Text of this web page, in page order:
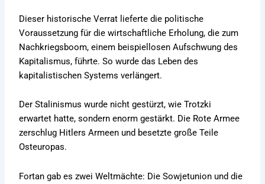
Dieser historische Verrat lieferte die politische
Voraussetzung für die wirtschaftliche Erholung, die zum
Nachkriegsboom, einem beispiellosen Aufschwung des
Kapitalismus, führte. So wurde das Leben des
kapitalistischen Systems verlängert.
Der Stalinismus wurde nicht gestürzt, wie Trotzki
erwartet hatte, sondern enorm gestärkt. Die Rote Armee
zerschlug Hitlers Armeen und besetzte große Teile
Osteuropas.
Fortan gab es zwei Weltmächte: Die Sowjetunion und die